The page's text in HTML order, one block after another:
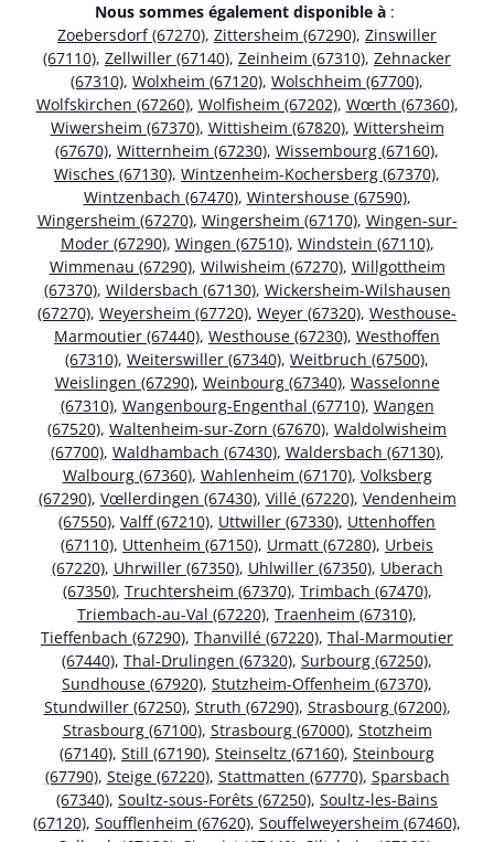
Nous sommes également disponible à :
Zoebersdorf (67270), Zittersheim (67290), Zinswiller
(67110), Zellwiller (67140), Zeinheim (67310), Zehnacker
(67310), Wolxheim (67120), Wolschheim (67700),
Wolfskirchen (67260), Wolfisheim (67202), Wœrth (67360),
Wiwersheim (67370), Wittisheim (67820), Wittersheim
(67670), Witternheim (67230), Wissembourg (67160),
Wisches (67130), Wintzenheim-Kochersberg (67370),
Wintzenbach (67470), Wintershouse (67590),
Wingersheim (67270), Wingersheim (67170), Wingen-sur-
Moder (67290), Wingen (67510), Windstein (67110),
Wimmenau (67290), Wilwisheim (67270), Willgottheim
(67370), Wildersbach (67130), Wickersheim-Wilshausen
(67270), Weyersheim (67720), Weyer (67320), Westhouse-
Marmoutier (67440), Westhouse (67230), Westhoffen
(67310), Weiterswiller (67340), Weitbruch (67500),
Weislingen (67290), Weinbourg (67340), Wasselonne
(67310), Wangenbourg-Engenthal (67710), Wangen
(67520), Waltenheim-sur-Zorn (67670), Waldolwisheim
(67700), Waldhambach (67430), Waldersbach (67130),
Walbourg (67360), Wahlenheim (67170), Volksberg
(67290), Vœllerdingen (67430), Villé (67220), Vendenheim
(67550), Valff (67210), Uttwiller (67330), Uttenhoffen
(67110), Uttenheim (67150), Urmatt (67280), Urbeis
(67220), Uhrwiller (67350), Uhlwiller (67350), Uberach
(67350), Truchtersheim (67370), Trimbach (67470),
Triembach-au-Val (67220), Traenheim (67310),
Tieffenbach (67290), Thanvillé (67220), Thal-Marmoutier
(67440), Thal-Drulingen (67320), Surbourg (67250),
Sundhouse (67920), Stutzheim-Offenheim (67370),
Stundwiller (67250), Struth (67290), Strasbourg (67200),
Strasbourg (67100), Strasbourg (67000), Stotzheim
(67140), Still (67190), Steinseltz (67160), Steinbourg
(67790), Steige (67220), Stattmatten (67770), Sparsbach
(67340), Soultz-sous-Forêts (67250), Soultz-les-Bains
(67120), Soufflenheim (67620), Souffelweyersheim (67460),